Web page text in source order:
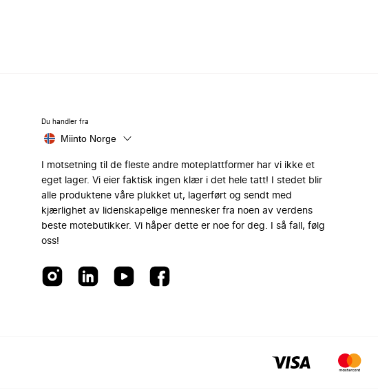
Du handler fra
Miinto Norge
I motsetning til de fleste andre moteplattformer har vi ikke et
eget lager. Vi eier faktisk ingen klær i det hele tatt! I stedet blir
alle produktene våre plukket ut, lagerført og sendt med
kjærlighet av lidenskapelige mennesker fra noen av verdens
beste motebutikker. Vi håper dette er noe for deg. I så fall, følg
oss!